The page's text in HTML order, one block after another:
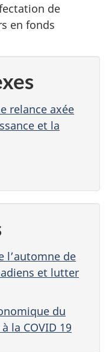
de
en fonds
relance axée
et la
l’automne de
et lutter
du
la COVID 19